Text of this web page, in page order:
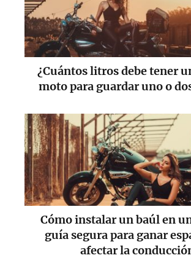
¿Cuántos litros debe tener
moto para guardar uno o
Cómo instalar un baúl en
guía segura para ganar
afectar la